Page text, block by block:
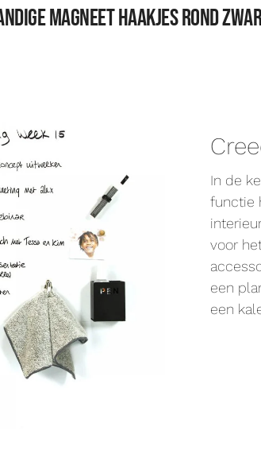
magneet haakjes rond
In de
functie
voor
een
een